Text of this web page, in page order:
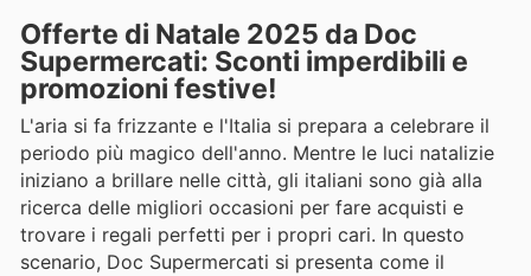
Offerte di Natale 2025 da Doc
Supermercati: Sconti imperdibili e
promozioni festive!
L'aria si fa frizzante e l'Italia si prepara a celebrare il
periodo più magico dell'anno. Mentre le luci natalizie
iniziano a brillare nelle città, gli italiani sono già alla
ricerca delle migliori occasioni per fare acquisti e
trovare i regali perfetti per i propri cari. In questo
scenario, Doc Supermercati si presenta come il